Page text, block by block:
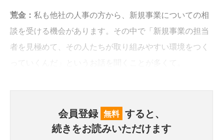
荒金： 私も他社の人事の方から、新規事業についての相
談を受ける機会があります。その中で「新規事業の担当
者を見極めて、その人たちが取り組みやすい環境をつく
会員登録 無料 すると、
続きをお読みいただけます